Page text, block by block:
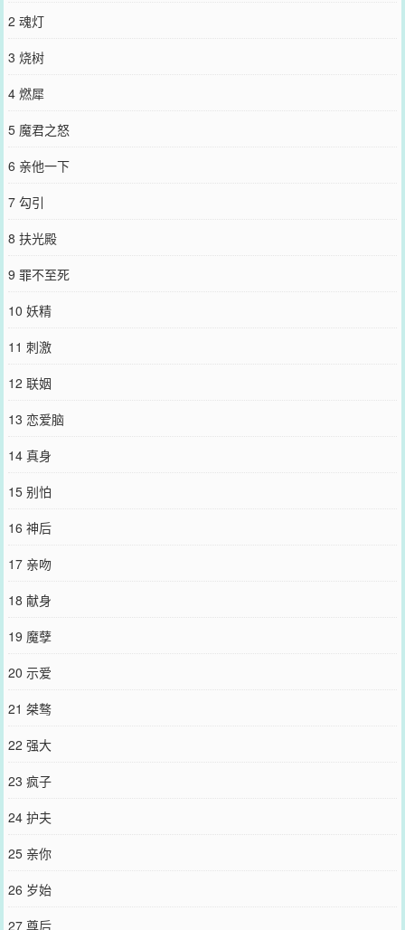
她：“这是一次千军万马过独木桥，穿书人需要先完成《五百年修仙，
行吃喝玩乐，保证你在八百年后被穿书状元攻略时处于身体健康、心
姜南：“替我谢谢他们，我承诺放弃抵抗，躺平等死。”姜南：一键退
风投圈有一神秘大佬，传言生得颠倒众生，却极为低调，八年从未踏
话。只见男人神情疏懒，慢腾腾掀起眼皮，若有所思说：“因为，城外
惊。“不是说有妖精吗？”“啊，就是妖精把我勾去的。”“……”-文案定于
画师@七十二银
和微博微信里的朋友推荐哦！
2 魂灯
3 烧树
4 燃犀
5 魔君之怒
6 亲他一下
7 勾引
8 扶光殿
9 罪不至死
10 妖精
11 刺激
12 联姻
13 恋爱脑
14 真身
15 别怕
16 神后
17 亲吻
18 献身
19 魔孽
20 示爱
21 桀骜
22 强大
23 疯子
24 护夫
25 亲你
26 岁始
27 尊后